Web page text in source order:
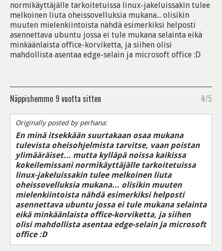
normikäyttäjälle tarkoitetuissa linux-jakeluissakin tulee
melkoinen liuta oheissovelluksia mukana... olisikin
muuten mielenkiintoista nähdä esimerkiksi helposti
asennettava ubuntu jossa ei tule mukana selainta eikä
minkäänlaista office-korviketta, ja siihen olisi
mahdollista asentaa edge-selain ja microsoft office :D
Näppishemmo 9 vuotta sitten 4/5
Originally posted by perhana:
En minä itsekkään suurtakaan osaa mukana
tulevista oheisohjelmista tarvitse, vaan poistan
ylimääräiset... mutta kylläpä noissa kaikissa
kokeilemissani normikäyttäjälle tarkoitetuissa
linux-jakeluissakin tulee melkoinen liuta
oheissovelluksia mukana... olisikin muuten
mielenkiintoista nähdä esimerkiksi helposti
asennettava ubuntu jossa ei tule mukana selainta
eikä minkäänlaista office-korviketta, ja siihen
olisi mahdollista asentaa edge-selain ja microsoft
office :D